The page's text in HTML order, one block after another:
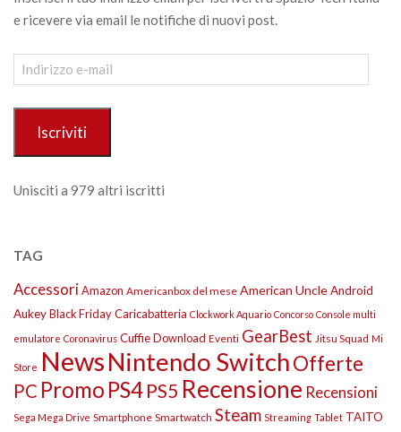
e ricevere via email le notifiche di nuovi post.
Indirizzo
e-
Iscriviti
Unisciti a 979 altri iscritti
TAG
AccessoriAmazon Americanbox del mese American UncleAndroid
AukeyBlack FridayCaricabatteria Clockwork Aquario Concorso Console multi
emulatore Coronavirus CuffieDownload Eventi GearBest Jitsu Squad Mi
Store NewsNintendo SwitchOfferte
PC Promo PS4PS5 Recensione Recensioni
Sega Mega Drive Smartphone Smartwatch Steam Streaming Tablet TAITO